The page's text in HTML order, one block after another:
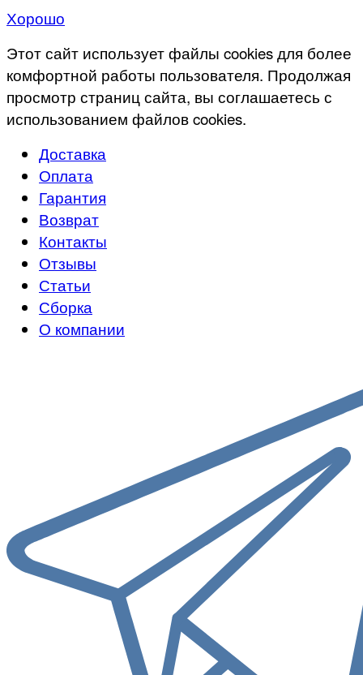
Хорошо
Этот сайт использует файлы cookies для более
комфортной работы пользователя. Продолжая
просмотр страниц сайта, вы соглашаетесь с
использованием файлов cookies.
Доставка
Оплата
Гарантия
Возврат
Контакты
Отзывы
Статьи
Сборка
О компании